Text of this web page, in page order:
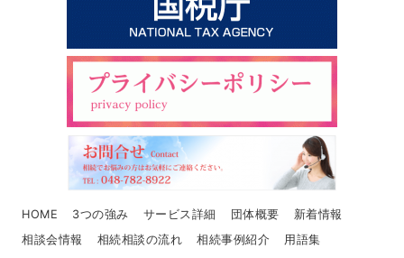
HOME 3つの強み サービス詳細 団体概要
新着情報
相談会情報
相続相談の流れ 相続事例紹介 用語集